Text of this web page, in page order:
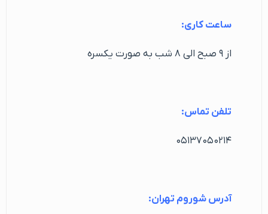
ساعت کاری:
از ۹ صبح الی ۸ شب به صورت یکسره
تلفن تماس:
۰۵۱۳۷۰۵۰۲۱۴
آدرس شوروم تهران: